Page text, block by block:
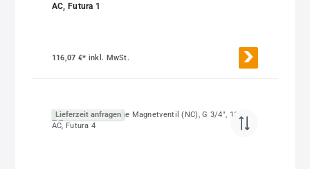
AC, Futura 1
116,07 €* inkl. MwSt.
Lieferzeit anfragen